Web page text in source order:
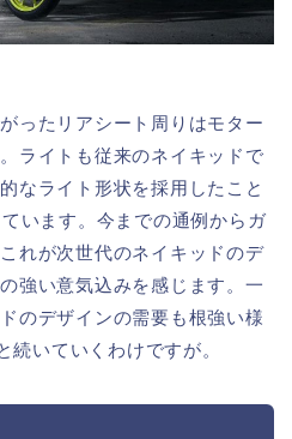
ったリアシート周りはモター
ライトも従来のネイキッドで
なライト形状を採用したこと
います。今までの通例からガ
れが次世代のネイキッドのデ
強い意気込みを感じます。一
のデザインの需要も根強い様
いていくわけですが。